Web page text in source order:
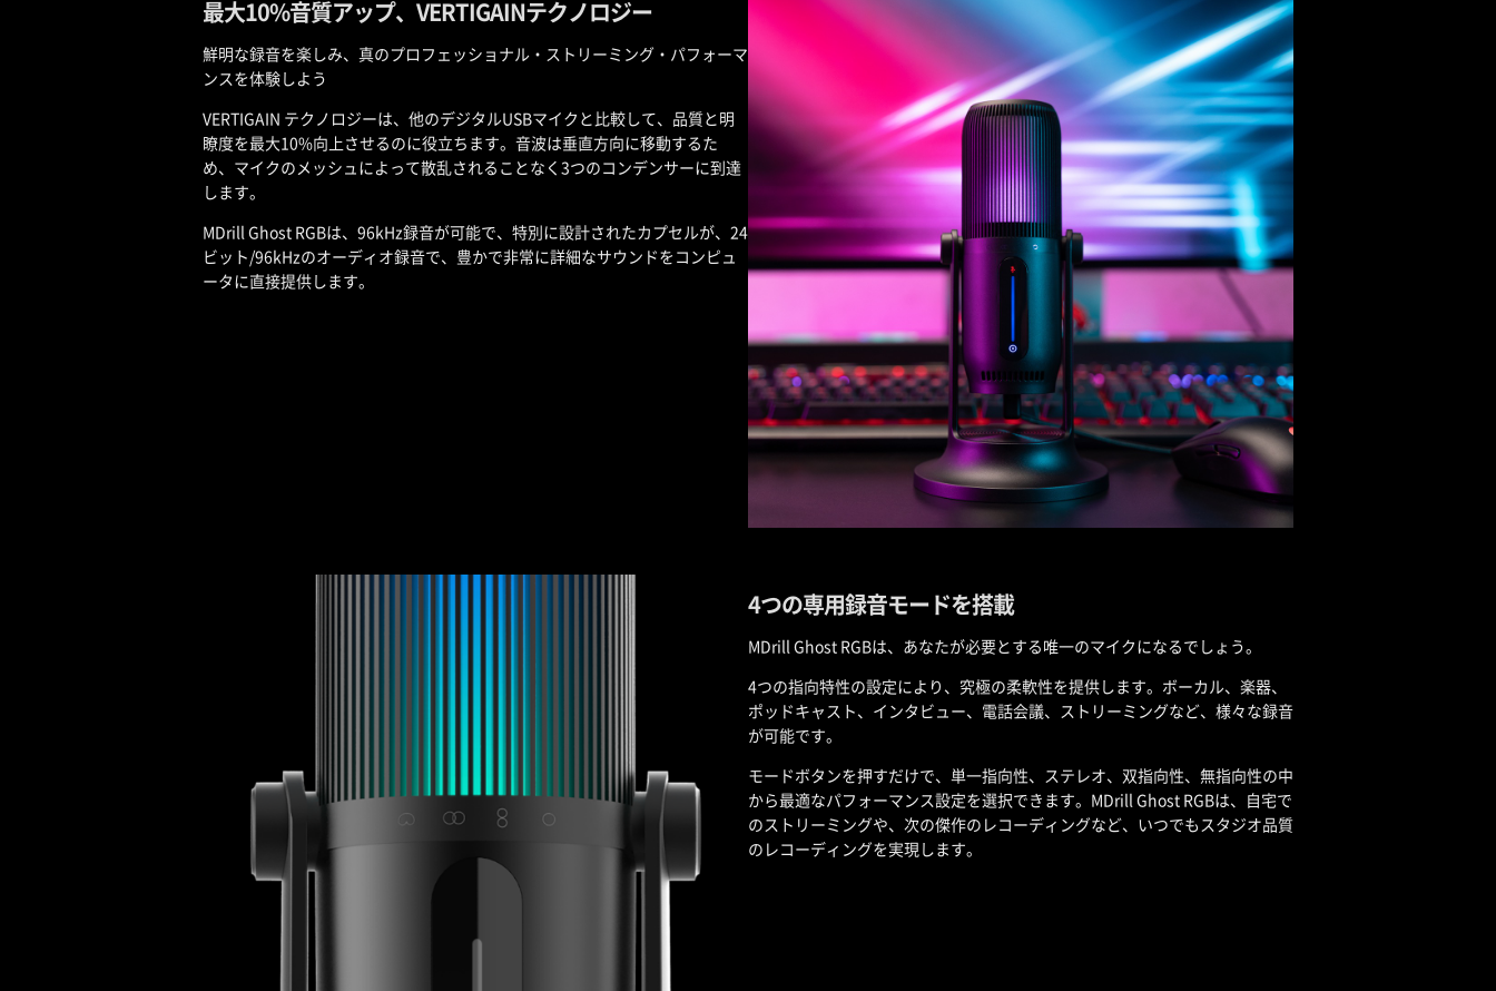
最大10%音質アップ、VERTIGAINテクノロジー
鮮明な録音を楽しみ、真のプロフェッショナル・ストリーミング・パフォーマ
ンスを体験しよう
VERTIGAIN テクノロジーは、他のデジタルUSBマイクと比較して、品質と明
瞭度を最大10%向上させるのに役立ちます。音波は垂直方向に移動するた
め、マイクのメッシュによって散乱されることなく3つのコンデンサーに到達
します。
MDrill Ghost RGBは、96kHz録音が可能で、特別に設計されたカプセルが、24
ビット/96kHzのオーディオ録音で、豊かで非常に詳細なサウンドをコンピュ
ータに直接提供します。
4つの専用録音モードを搭載
MDrill Ghost RGBは、あなたが必要とする唯一のマイクになるでしょう。
4つの指向特性の設定により、究極の柔軟性を提供します。ボーカル、楽器、
ポッドキャスト、インタビュー、電話会議、ストリーミングなど、様々な録音
が可能です。
モードボタンを押すだけで、単一指向性、ステレオ、双指向性、無指向性の中
から最適なパフォーマンス設定を選択できます。MDrill Ghost RGBは、自宅で
のストリーミングや、次の傑作のレコーディングなど、いつでもスタジオ品質
のレコーディングを実現します。